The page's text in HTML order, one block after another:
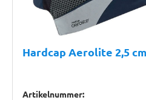
Hardcap Aerolite 2,5
Artikelnummer: